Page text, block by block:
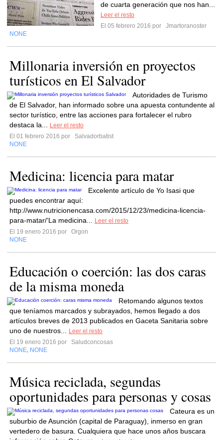
de cuarta generación que nos han...
Leer el resto
El 05 febrero 2016 por
Jmartoranoster
NONE
Millonaria inversión en proyectos
turísticos en El Salvador
Autoridades de Turismo
de El Salvador, han informado sobre una apuesta contundente al
sector turístico, entre las acciones para fortalecer el rubro
destaca la...
Leer el resto
El 01 febrero 2016 por
Salvadorbatist
NONE
Medicina: licencia para matar
Excelente artículo de Yo Isasi que
puedes encontrar aquí:
http://www.nutricionencasa.com/2015/12/23/medicina-licencia-
para-matar/‘La medicina...
Leer el resto
El 19 enero 2016 por
Orgon
NONE
Educación o coerción: las dos caras
de la misma moneda
Retomando algunos textos
que teníamos marcados y subrayados, hemos llegado a dos
artículos breves de 2013 publicados en Gaceta Sanitaria sobre
uno de nuestros...
Leer el resto
El 19 enero 2016 por
Saludconcosas
NONE NONE
Música reciclada, segundas
oportunidades para personas y cosas
Cateura es un
suburbio de Asunción (capital de Paraguay), inmerso en gran
vertedero de basura. Cualquiera que hace unos años buscara